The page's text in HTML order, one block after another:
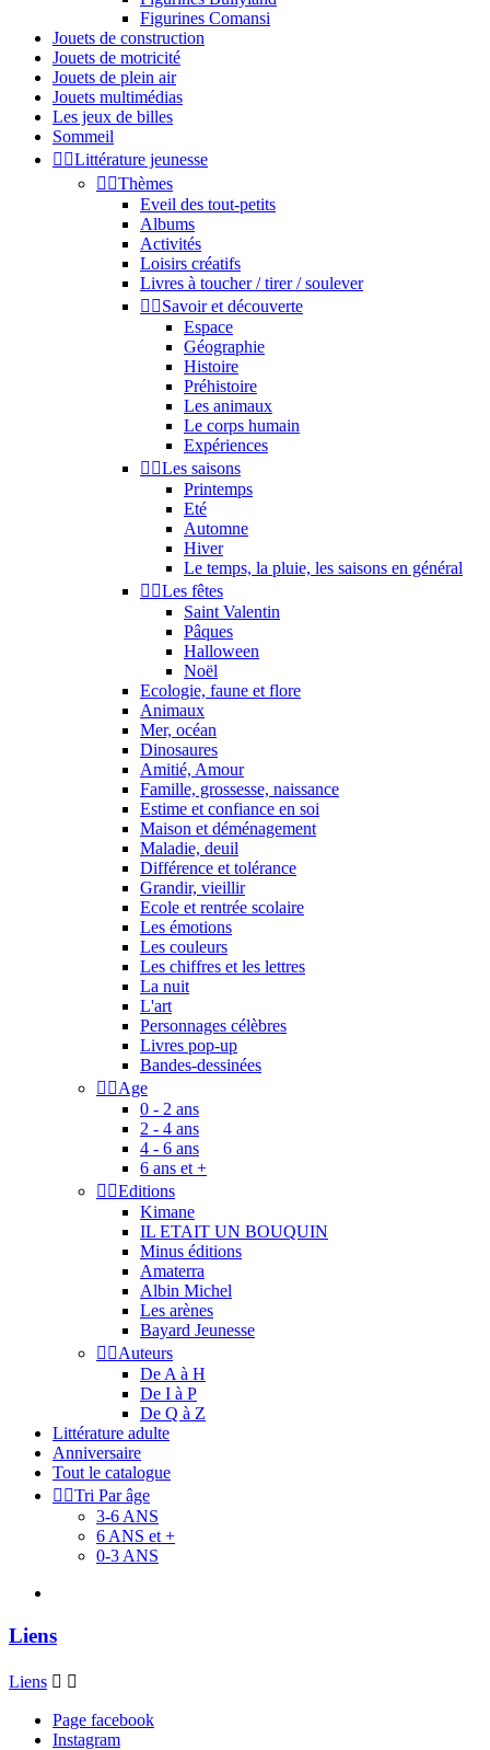
Figurines Comansi
Jouets de construction
Jouets de motricité
Jouets de plein air
Jouets multimédias
Les jeux de billes
Sommeil
 Littérature jeunesse
 Thèmes
Eveil des tout-petits
Albums
Activités
Loisirs créatifs
Livres à toucher / tirer / soulever
 Savoir et découverte
Espace
Géographie
Histoire
Préhistoire
Les animaux
Le corps humain
Expériences
 Les saisons
Printemps
Eté
Automne
Hiver
Le temps, la pluie, les saisons en général
 Les fêtes
Saint Valentin
Pâques
Halloween
Noël
Ecologie, faune et flore
Animaux
Mer, océan
Dinosaures
Amitié, Amour
Famille, grossesse, naissance
Estime et confiance en soi
Maison et déménagement
Maladie, deuil
Différence et tolérance
Grandir, vieillir
Ecole et rentrée scolaire
Les émotions
Les couleurs
Les chiffres et les lettres
La nuit
L'art
Personnages célèbres
Livres pop-up
Bandes-dessinées
 Age
0 - 2 ans
2 - 4 ans
4 - 6 ans
6 ans et +
 Editions
Kimane
IL ETAIT UN BOUQUIN
Minus éditions
Amaterra
Albin Michel
Les arènes
Bayard Jeunesse
 Auteurs
De A à H
De I à P
De Q à Z
Littérature adulte
Anniversaire
Tout le catalogue
 Tri Par âge
3-6 ANS
6 ANS et +
0-3 ANS
Liens
Liens  
Page facebook
Instagram